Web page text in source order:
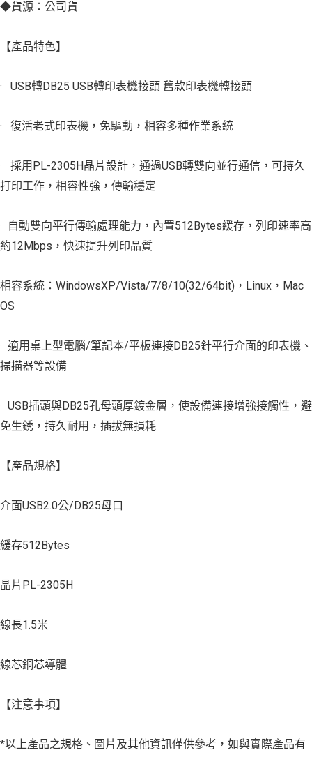
◆貨源：公司貨
【產品特色】
· USB轉DB25 USB轉印表機接頭 舊款印表機轉接頭
· 復活老式印表機，免驅動，相容多種作業系統
· 採用PL-2305H晶片設計，通過USB轉雙向並行通信，可持久
打印工作，相容性強，傳輸穩定
· 自動雙向平行傳輸處理能力，內置512Bytes緩存，列印速率高
約12Mbps，快速提升列印品質
相容系統：WindowsXP/Vista/7/8/10(32/64bit)，Linux，Mac
OS
· 適用桌上型電腦/筆記本/平板連接DB25針平行介面的印表機、
掃描器等設備
· USB插頭與DB25孔母頭厚鍍金層，使設備連接增強接觸性，避
免生銹，持久耐用，插拔無損耗
【產品規格】
介面USB2.0公/DB25母口
緩存512Bytes
晶片PL-2305H
線長1.5米
線芯銅芯導體
【注意事項】
*以上產品之規格、圖片及其他資訊僅供參考，如與實際產品有